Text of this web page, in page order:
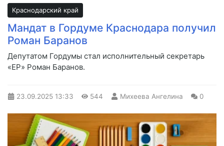
Краснодарский край
Мандат в Гордуме Краснодара получил
Роман Баранов
Депутатом Гордумы стал исполнительный секретарь
«ЕР» Роман Баранов.
23.09.2025 13:33 544 Михеева Ангелина 0